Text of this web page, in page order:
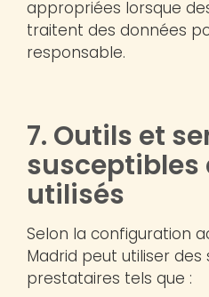
appropriées lorsque
traitent des données
responsable.
7. Outils et
susceptibles
utilisés
Selon la configuration
Madrid peut utiliser des
prestataires tels que :